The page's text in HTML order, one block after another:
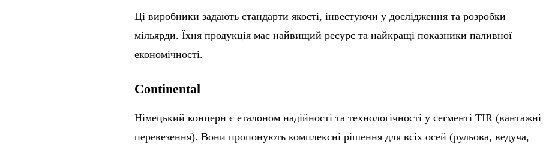
Ці виробники задають стандарти якості, інвестуючи у дослідження та розробки
мільярди. Їхня продукція має найвищий ресурс та найкращі показники паливної
економічності.
Continental
Німецький концерн є еталоном надійності та технологічності у сегменті TIR (вантажні
перевезення). Вони пропонують комплексні рішення для всіх осей (рульова, ведуча,